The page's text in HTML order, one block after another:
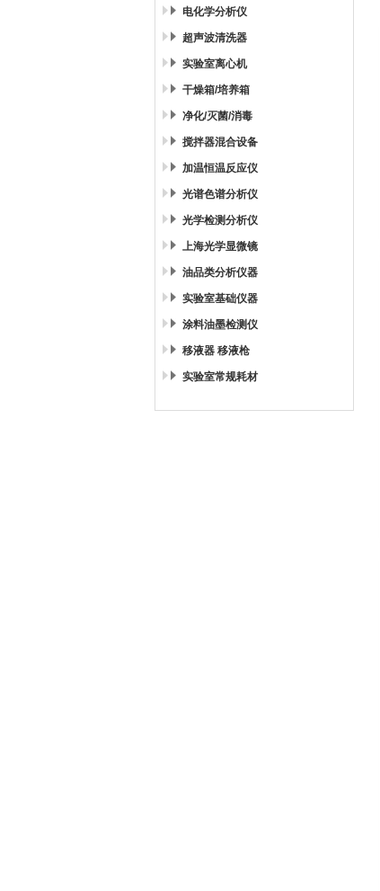
电化学分析仪
超声波清洗器
实验室离心机
干燥箱/培养箱
净化/灭菌/消毒
搅拌器混合设备
加温恒温反应仪
光谱色谱分析仪
光学检测分析仪
上海光学显微镜
油品类分析仪器
实验室基础仪器
涂料油墨检测仪
移液器 移液枪
实验室常规耗材